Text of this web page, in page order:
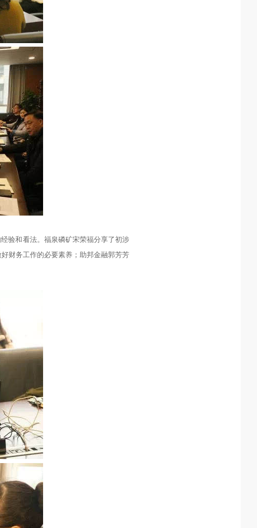
验和看法。福泉磷矿宋荣福分享了初涉
财务工作的必要素养；助邦金融郭芳芳